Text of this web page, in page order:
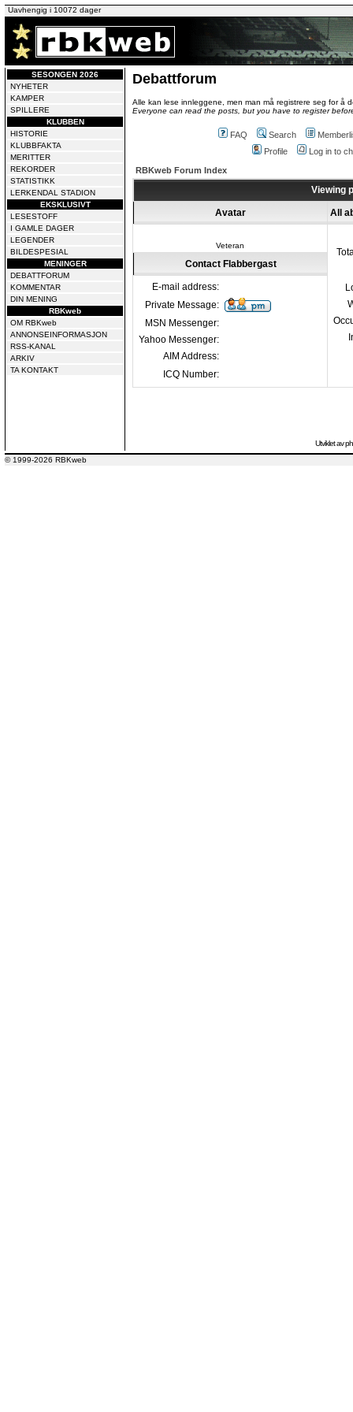
Uavhengig i 10072 dager
SESONGEN 2026
NYHETER
KAMPER
SPILLERE
KLUBBEN
HISTORIE
KLUBBFAKTA
MERITTER
REKORDER
STATISTIKK
LERKENDAL STADION
EKSKLUSIVT
LESESTOFF
I GAMLE DAGER
LEGENDER
BILDESPESIAL
MENINGER
DEBATTFORUM
KOMMENTAR
DIN MENING
RBKweb
OM RBKweb
ANNONSEINFORMASJON
RSS-KANAL
ARKIV
TA KONTAKT
Debattforum
Alle kan lese innleggene, men man må registrere seg for å
Everyone can read the posts, but you have to register
FAQ Search
Profile
Log in to
RBKweb Forum Index
Viewing
Avatar All
Veteran
Contact Flabbergast
E-mail address:
Private Message:
MSN Messenger:
Yahoo Messenger:
AIM Address:
ICQ Number:
Utviklet av
© 1999-2026 RBKweb